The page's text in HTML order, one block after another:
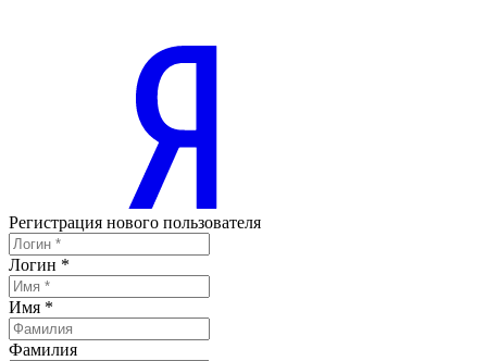
Регистрация нового пользователя
Логин *
Имя *
Фамилия